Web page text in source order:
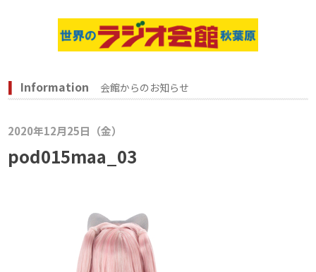
Information 会館からのお知らせ
2020年12月25日（金）
pod015maa_03